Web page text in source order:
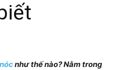
như thế nào? Nằm trong